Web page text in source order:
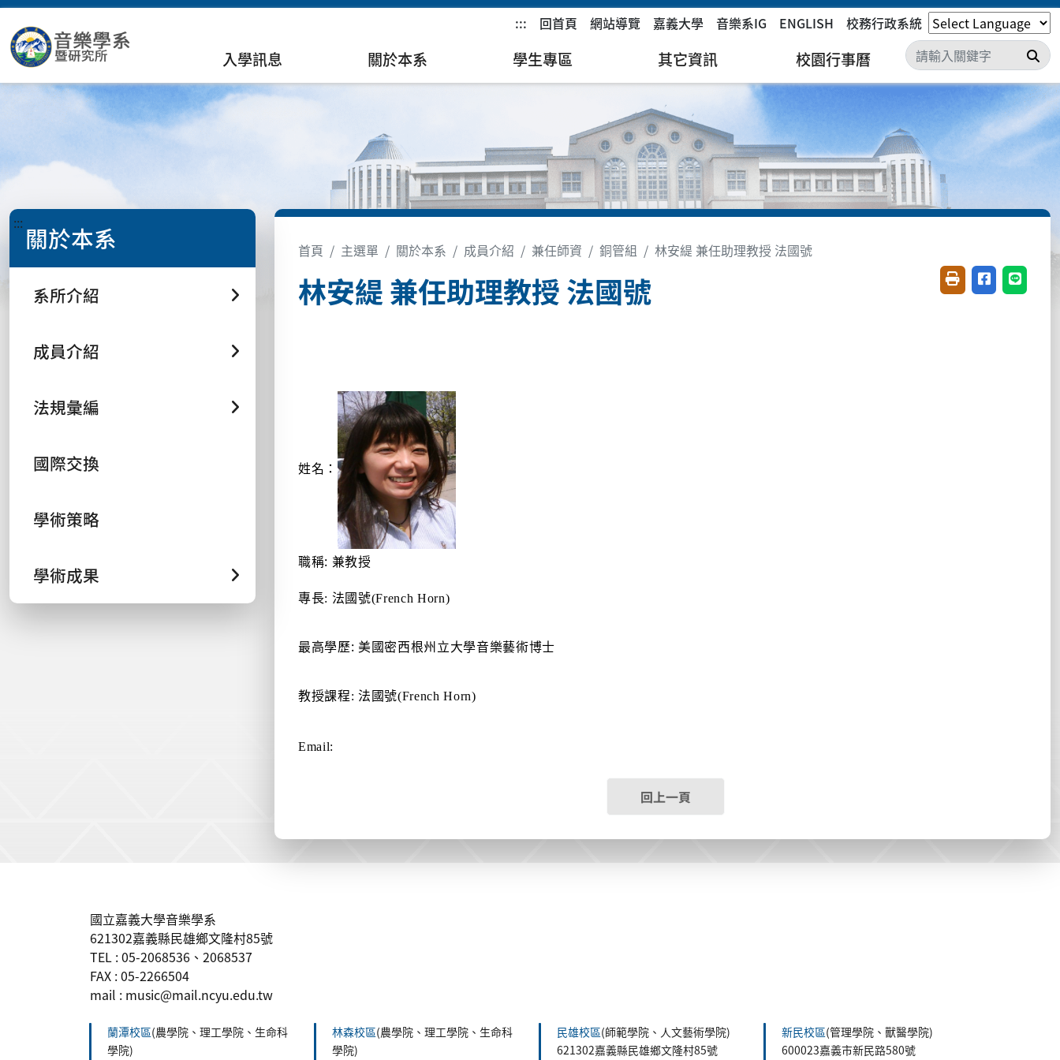
::: 回首頁 網站導覽 嘉義大學 音樂系IG ENGLISH 校務行政系統
入學訊息 關於本系 學生專區 其它資訊 校園行事曆 搜
::: 關於本系
系所介紹
成員介紹
法規彙編
國際交換
學術策略
學術成果
首頁 主選單 關於本系 成員介紹 兼任師資 銅管組 林安緹 兼任助理教授 法國號
林安緹 兼任助理教授 法國號 友善列印(開新視窗)
分享至臉書(
分享至
姓名：
職稱: 兼教授
專長: 法國號(French Horn)
最高學歷: 美國密西根州立大學音樂藝術博士
教授課程:法國號(French Horn)
Email:
回上一頁
國立嘉義大學音樂學系
621302嘉義縣民雄鄉文隆村85號
TEL : 05-2068536、2068537
FAX : 05-2266504
mail : music@mail.ncyu.edu.tw
蘭潭校區(農學院、理工學院、生命科
學院)
林森校區(農學院、理工學院、生命科
學院)
民雄校區(師範學院、人文藝術學院)
621302嘉義縣民雄鄉文隆村85號
新民校區(管理學院、獸醫學院)
600023嘉義市新民路580號